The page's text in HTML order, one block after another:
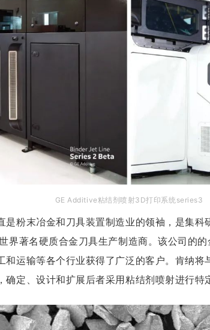
GE Additive粘结剂喷射3D打印系统series3
是粉末冶金和刀具装置制造业的领袖，是集科
界著名硬质合金刀具生产制造商。该公司的
和运输等各个行业获得了广泛的客户。肯纳
确定、设计和扩展后者采用粘结剂喷射进行特